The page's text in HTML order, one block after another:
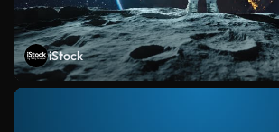
iStock